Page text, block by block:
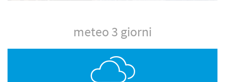
meteo 3 giorni